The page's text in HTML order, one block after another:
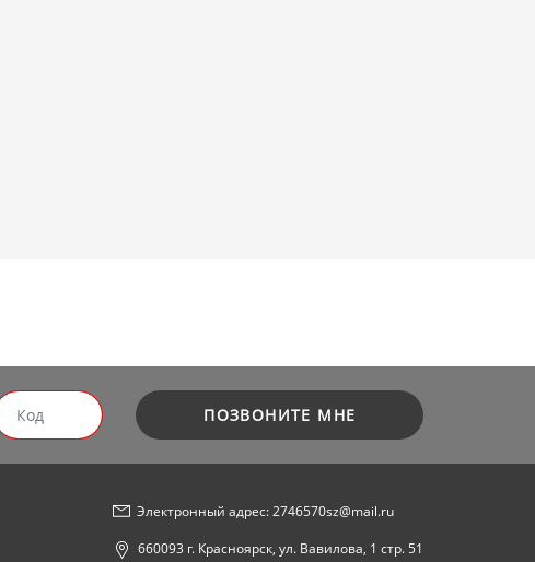
ПОЗВОНИТЕ МНЕ
Электронный адрес: 2746570sz@mail.ru
660093 г. Красноярск, ул. Вавилова, 1 стр. 51